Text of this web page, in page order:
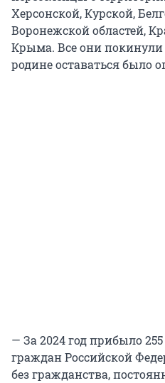
Херсонской, Курской,
Воронежской областей,
Крыма. Все они
родине оставаться было
— За 2024 год прибыло
граждан Российской
без гражданства,